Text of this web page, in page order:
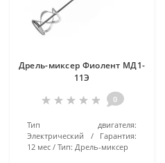
Дрель-миксер Фиолент МД1-
11Э
0
Тип двигателя:
Электрический
Гарантия:
12 мес
Тип: Дрель-миксер